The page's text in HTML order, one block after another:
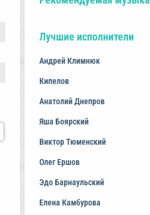
Лучшие исполнители
Андрей Климнюк
Кипелов
Анатолий Днепров
Яша Боярский
Виктор Тюменский
Олег Ершов
Эдо Барнаульский
Елена Камбурова